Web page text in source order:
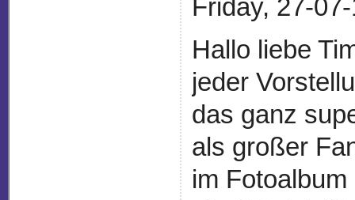
Friday, 27-
Hallo liebe
jeder
das ganz
als großer
im